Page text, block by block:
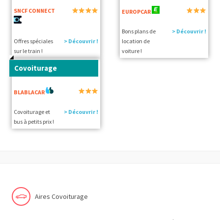
SNCF CONNECT
Offres spéciales
sur le train !
> Découvrir !
EUROPCAR
Bons plans de
location de
voiture !
> Découvrir !
Covoiturage
BLABLACAR
Covoiturage et
bus à petits prix !
> Découvrir !
Aires Covoiturage